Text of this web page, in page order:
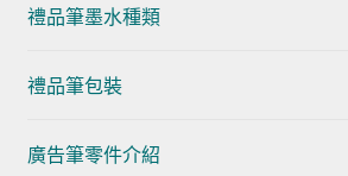
禮品筆墨水種類
禮品筆包裝
廣告筆零件介紹